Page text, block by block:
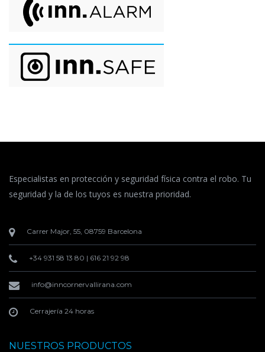
Especialistas en protección y seguridad física contra el robo. Tu
seguridad y la de los tuyos es nuestra prioridad.
Carrer Major, 55, 08759 Barcelona
+34 931 58 13 80 | 616 21 92 98
info@inncornervallirana.com
Cerrajería 24 horas
NUESTROS PRODUCTOS